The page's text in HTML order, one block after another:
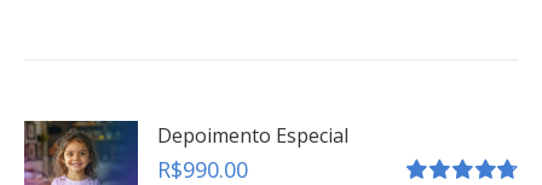
Depoimento Especial
R$990.00